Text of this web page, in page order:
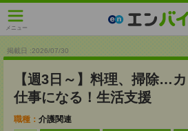
メニュー
掲載日 :2026/07/30
【週3日～】料理、掃除…
仕事になる！生活支援
職種： 介護関連